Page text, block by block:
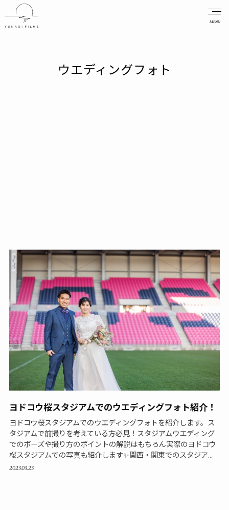
MENU
ウエディングフォト
ヨドコウ桜スタジアムでのウエディングフォト紹介！
ヨドコウ桜スタジアムでのウエディングフォトを紹介します。ス
タジアムで前撮りを考えている方必見！スタジアムウエディング
でのポーズや撮り方のポイントの解説はもちろん実際のヨドコウ
桜スタジアムでの写真も紹介します✨関西・関東でのスタジア...
2023.03.23